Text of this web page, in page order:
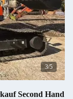
4/5
Second Hand